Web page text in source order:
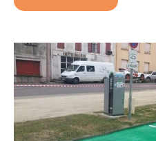
à
Sécurisez
vos
Chantiers